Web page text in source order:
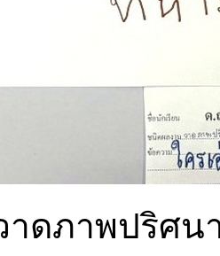
ดภาพปริศน